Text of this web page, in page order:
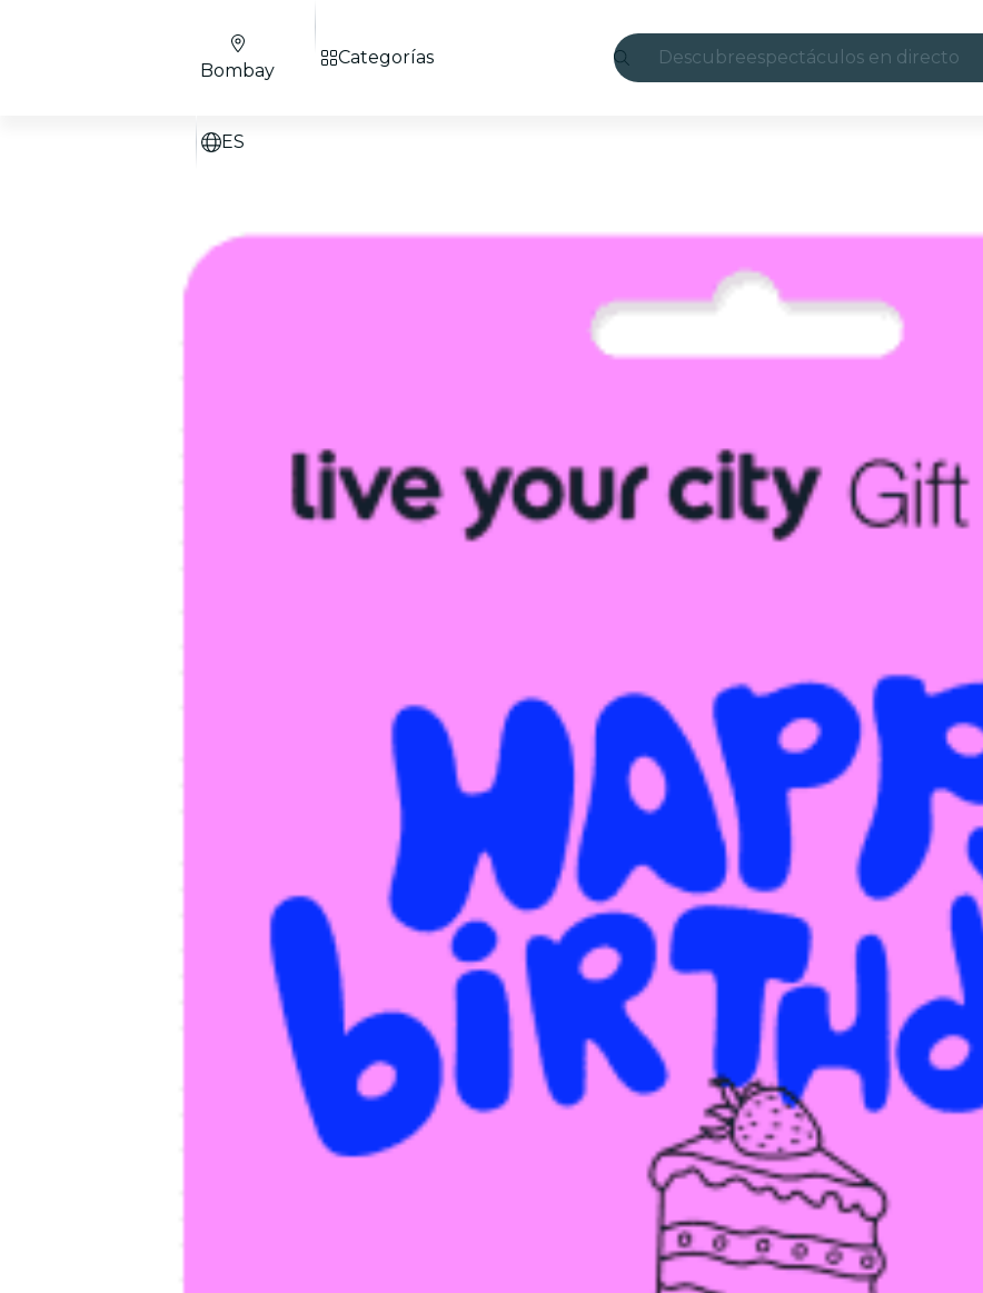
Descubreespectáculos en directo
São Paulo
exposiciones
recorridos por la ciudad
conciertos
restaurantes
Bombay
ES
Categorías